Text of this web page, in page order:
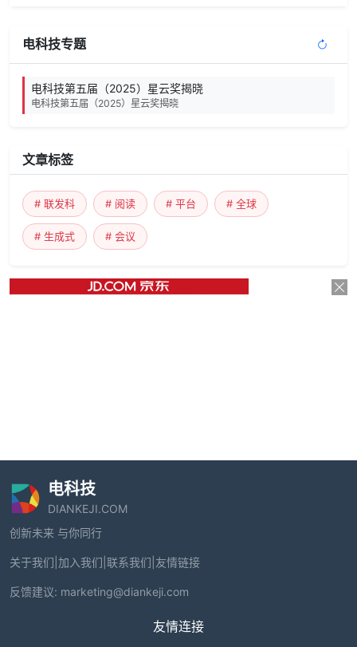
电科技专题
电科技第五届（2025）星云奖揭晓
电科技第五届（2025）星云奖揭晓
文章标签
# 联发科 # 阅读 # 平台 # 全球
# 生成式 # 会议
电科技
DIANKEJI.COM
创新未来 与你同行
关于我们 加入我们 联系我们 友情链接
反馈建议: marketing@diankeji.com
友情连接